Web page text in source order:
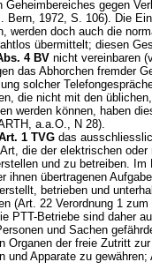
gegen
Bern, 1972, S. 106). Die
werden doch auch die
übermittelt; diesen
4 BV nicht vereinbaren
das Abhorchen fremder
solcher
die nicht mit den
werden können, haben
a.a.O., N 28).
1 TVG das
die der elektrischen
und zu betreiben. Im
ihnen übertragenen
betrieben und
(Art. 22 Verordnung 1 zum
PTT-Betriebe sind daher
und Sachen
Organen der freie Zutritt
und Apparate zu